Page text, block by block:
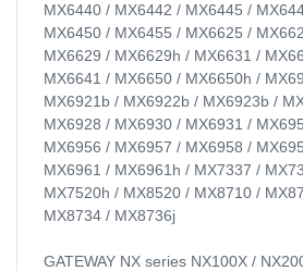
MX6440 / MX6442 / MX6445 /
MX6450 / MX6455 / MX6625 /
MX6629 / MX6629h / MX6631 /
MX6641 / MX6650 / MX6650h /
MX6921b / MX6922b / MX6923b /
MX6928 / MX6930 / MX6931 /
MX6956 / MX6957 / MX6958 /
MX6961 / MX6961h / MX7337 /
MX7520h / MX8520 / MX8710 /
MX8734 / MX8736j
GATEWAY NX series NX100X /